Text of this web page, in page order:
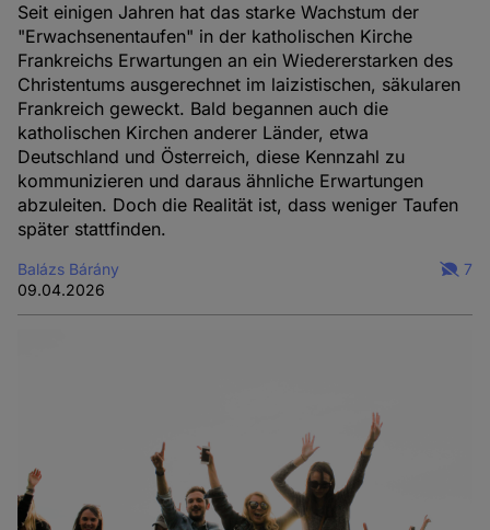
Seit einigen Jahren hat das starke Wachstum der
"Erwachsenentaufen" in der katholischen Kirche
Frankreichs Erwartungen an ein Wiedererstarken des
Christentums ausgerechnet im laizistischen, säkularen
Frankreich geweckt. Bald begannen auch die
katholischen Kirchen anderer Länder, etwa
Deutschland und Österreich, diese Kennzahl zu
kommunizieren und daraus ähnliche Erwartungen
abzuleiten. Doch die Realität ist, dass weniger Taufen
später stattfinden.
Balázs Bárány
09.04.2026
7